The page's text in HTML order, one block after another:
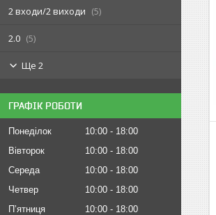
2 входи/2 виходи 5
2.0 5
Ще 2
ГРАФІК РОБОТИ
Понеділок 10:00
18:00
Вівторок
10:00
18:00
Середа
10:00
18:00
Четвер
10:00
18:00
Пʼятниця
10:00
18:00